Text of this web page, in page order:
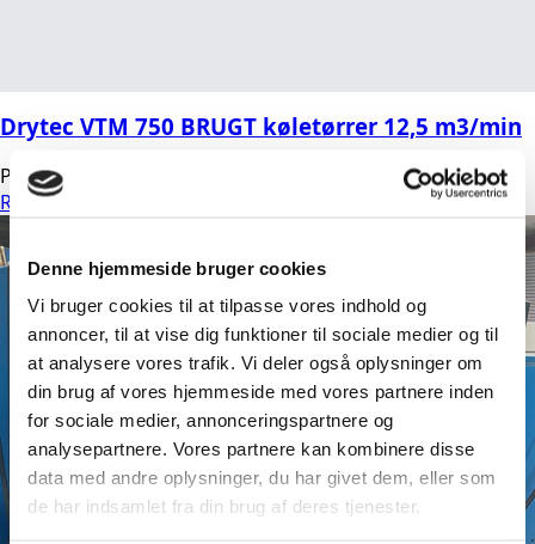
Denne hjemmeside bruger cookies
Vi bruger cookies til at tilpasse vores indhold og
annoncer, til at vise dig funktioner til sociale medier og til
at analysere vores trafik. Vi deler også oplysninger om
din brug af vores hjemmeside med vores partnere inden
for sociale medier, annonceringspartnere og
analysepartnere. Vores partnere kan kombinere disse
data med andre oplysninger, du har givet dem, eller som
de har indsamlet fra din brug af deres tjenester.
Drytec VTM 750 BRUGT køletørrer 12,5 m3/min
Peter19/03/2026
Read more